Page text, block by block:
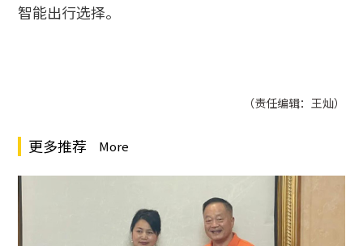
智能出行选择。
（责任编辑：王灿）
更多推荐 More